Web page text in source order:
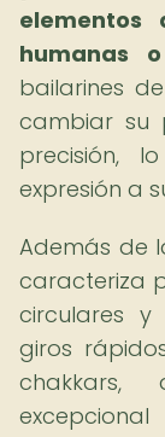
elementos
humanas
bailarines
cambiar su
precisión,
expresión a
Además de
caracteriza
circulares y
giros